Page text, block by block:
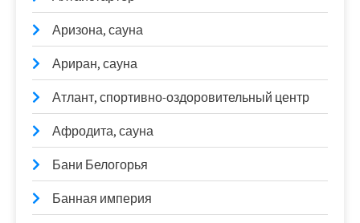
Аризона, сауна
Ариран, сауна
Атлант, спортивно-оздоровительный центр
Афродита, сауна
Бани Белогорья
Банная империя